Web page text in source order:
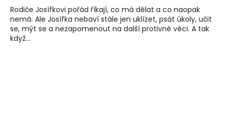
Rodiče Josífkovi pořád říkají, co má dělat a co naopak
nemá. Ale Josífka nebaví stále jen uklízet, psát úkoly, učit
se, mýt se a nezapomenout na další protivné věci. A tak
když...